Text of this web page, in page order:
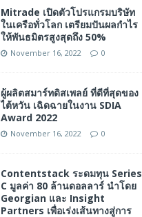
Mitrade เปิดตัวโปรแกรมบริษัท
ในเครือทั่วโลก เตรียมปันผลกำไร
ให้พันธมิตรสูงสุดถึง 50%
November 16, 2022 0
ผู้ผลิตสมาร์ทดิสเพลย์ ที่ดีที่สุดของ
ไต้หวัน เฉิดฉายในงาน SDIA
Award 2022
November 16, 2022 0
Contentstack ระดมทุน Series
C มูลค่า 80 ล้านดอลลาร์ นำโดย
Georgian และ Insight
Partners เพื่อเร่งเส้นทางสู่การ